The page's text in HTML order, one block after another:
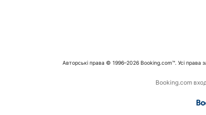
Авторські права © 1996–2026 Booking.com™. Усі права
Booking.com